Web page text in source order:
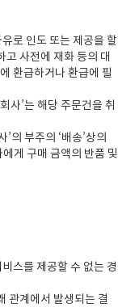
로 인도 또는 제공을 할
고 사전에 재화 등의 대
환급하거나 환급에 필
사’는 해당 주문건을 취
의 부주의 ‘배송’상의
게 구매 금액의 반품 및
스를 제공할 수 없는 경
관계에서 발생되는 결